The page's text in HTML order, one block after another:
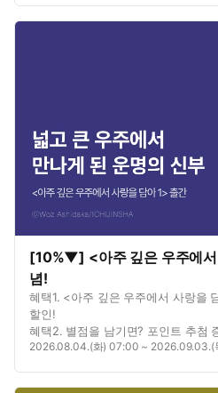
[10%▼] <아주 깊은 우주에서
념!
혜택1. <아주 깊은 우주에서 사랑을
할인!
혜택2. 별점을 남기면? 포인트 추첨
2026.08.04.(화) 07:00 ~ 2026.09.03.(